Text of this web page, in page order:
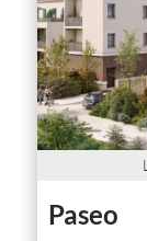
Paseo